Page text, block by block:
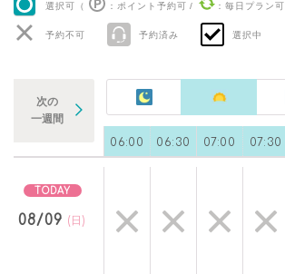
選択可（ ：ポイント予約可 / ：毎日プラン可
予約不可 予約済み 選択中
次の
一週間
06:00 06:30 07:00 07:30
08/09 (日)